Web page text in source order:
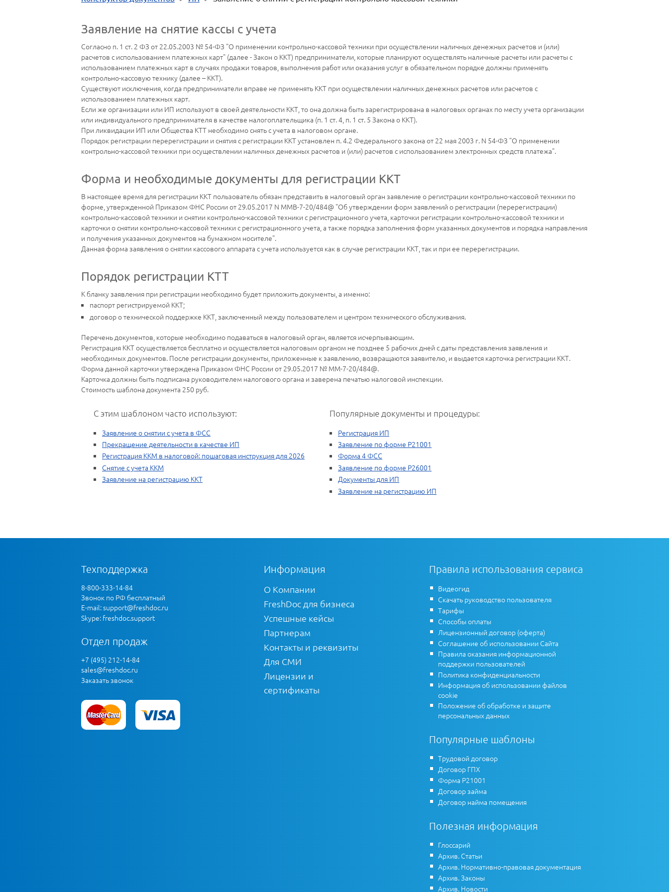
Заявление на снятие кассы с учета
Согласно п. 1 ст. 2 ФЗ от 22.05.2003 № 54-ФЗ "О применении контрольно-кассовой техники при осуществлении наличных денежных расчетов и (или)
расчетов с использованием платежных карт" (далее - Закон о ККТ) предприниматели, которые планируют осуществлять наличные расчеты или расчеты с
использованием платежных карт в случаях продажи товаров, выполнения работ или оказания услуг в обязательном порядке должны применять
контрольно-кассовую технику (далее – ККТ).
Существуют исключения, когда предприниматели вправе не применять ККТ при осуществлении наличных денежных расчетов или расчетов с
использованием платежных карт.
Если же организации или ИП используют в своей деятельности ККТ, то она должна быть зарегистрирована в налоговых органах по месту учета организации
или индивидуального предпринимателя в качестве налогоплательщика (п. 1 ст. 4, п. 1 ст. 5 Закона о ККТ).
При ликвидации ИП или Общества КТТ необходимо снять с учета в налоговом органе.
Порядок регистрации перерегистрации и снятия с регистрации ККТ установлен п. 4.2 Федерального закона от 22 мая 2003 г. N 54-ФЗ "О применении
контрольно-кассовой техники при осуществлении наличных денежных расчетов и (или) расчетов с использованием электронных средств платежа".
Форма и необходимые документы для регистрации ККТ
В настоящее время для регистрации ККТ пользователь обязан представить в налоговый орган заявление о регистрации контрольно-кассовой техники по
форме, утвержденной Приказом ФНС России от 29.05.2017 N ММВ-7-20/484@ "Об утверждении форм заявлений о регистрации (перерегистрации)
контрольно-кассовой техники и снятии контрольно-кассовой техники с регистрационного учета, карточки регистрации контрольно-кассовой техники и
карточки о снятии контрольно-кассовой техники с регистрационного учета, а также порядка заполнения форм указанных документов и порядка направления
и получения указанных документов на бумажном носителе".
Данная форма заявления о снятии кассового аппарата с учета используется как в случае регистрации ККТ, так и при ее перерегистрации.
Порядок регистрации КТТ
К бланку заявления при регистрации необходимо будет приложить документы, а именно:
паспорт регистрируемой ККТ;
договор о технической поддержке ККТ, заключенный между пользователем и центром технического обслуживания.
Перечень документов, которые необходимо подаваться в налоговый орган, является исчерпывающим.
Регистрация ККТ осуществляется бесплатно и осуществляется налоговым органом не позднее 5 рабочих дней с даты представления заявления и
необходимых документов. После регистрации документы, приложенные к заявлению, возвращаются заявителю, и выдается карточка регистрации ККТ.
Форма данной карточки утверждена Приказом ФНС России от 29.05.2017 № ММ-7-20/484@.
Карточка должны быть подписана руководителем налогового органа и заверена печатью налоговой инспекции.
Стоимость шаблона документа 250 руб.
С этим шаблоном часто используют:
Заявление о снятии с учета в ФСС
Прекращение деятельности в качестве ИП
Регистрация ККМ в налоговой: пошаговая инструкция для 2026
Снятие с учета ККМ
Заявление на регистрацию ККТ
Популярные документы и процедуры:
Регистрация ИП
Заявление по форме Р21001
Форма 4 ФСС
Заявление по форме Р26001
Документы для ИП
Заявление на регистрацию ИП
Техподдержка
8-800-333-14-84
Звонок по РФ бесплатный
E-mail:support@freshdoc.ru
Skype: freshdoc.support
Отдел продаж
+7 (495) 212-14-84
sales@freshdoc.ru
Заказать звонок
Информация
О Компании
FreshDoc для бизнеса
Успешные кейсы
Партнерам
Контакты и реквизиты
Для СМИ
Лицензии и
сертификаты
Правила использования сервиса
Видеогид
Скачать руководство пользователя
Тарифы
Способы оплаты
Лицензионный договор (оферта)
Соглашение об использовании Сайта
Правила оказания информационной
поддержки пользователей
Политика конфиденциальности
Информация об использовании файлов
cookie
Положение об обработке и защите
персональных данных
Популярные шаблоны
Трудовой договор
Договор ГПХ
Форма Р21001
Договор займа
Договор найма помещения
Полезная информация
Глоссарий
Архив. Статьи
Архив. Нормативно-правовая документация
Архив. Законы
Архив. Новости